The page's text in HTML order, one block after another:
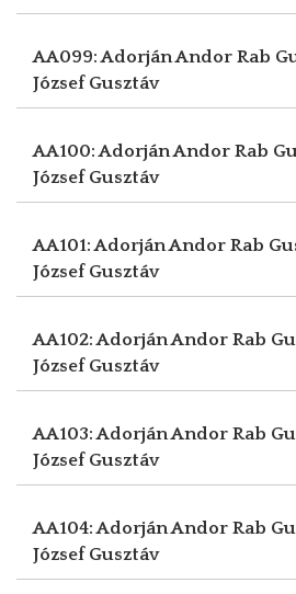
AA099: Adorján Andor Rab
József Gusztáv
AA100: Adorján Andor Rab
József Gusztáv
AA101: Adorján Andor Rab
József Gusztáv
AA102: Adorján Andor Rab
József Gusztáv
AA103: Adorján Andor Rab
József Gusztáv
AA104: Adorján Andor Rab
József Gusztáv